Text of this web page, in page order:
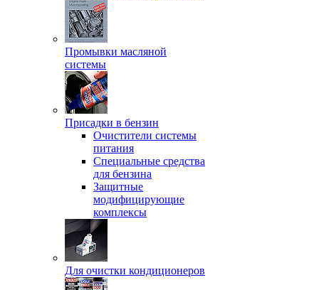
Промывки масляной
системы
Присадки в бензин
Очистители системы
питания
Специальные срeдства
для бензина
Защитные
модифицирующие
комплексы
Для очистки кондиционеров